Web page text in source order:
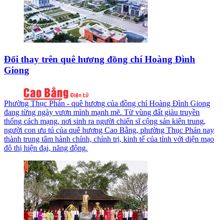
Đổi thay trên quê hương đồng chí Hoàng Đình
Giong
Phường Thục Phán - quê hương của đồng chí Hoàng Đình Giong
đang từng ngày vươn mình mạnh mẽ. Từ vùng đất giàu truyền
thống cách mạng, nơi sinh ra người chiến sĩ cộng sản kiên trung,
người con ưu tú của quê hương Cao Bằng, phường Thục Phán nay
thành trung tâm hành chính, chính trị, kinh tế của tỉnh với diện mạo
đô thị hiện đại, năng động.